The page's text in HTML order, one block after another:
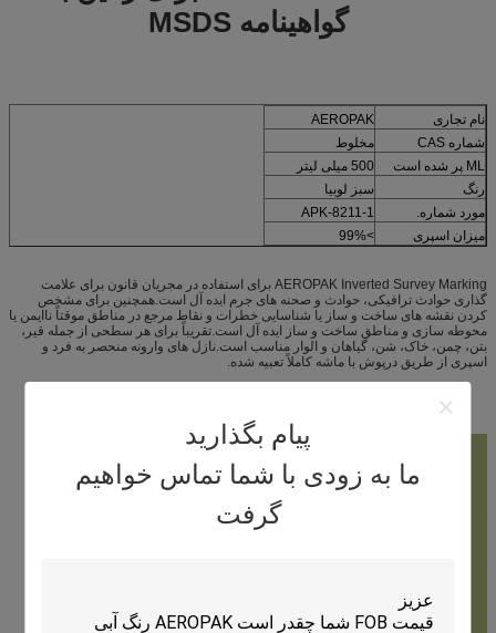
پیام بگذارید
ما به زودی با شما تماس خواهیم
گرفت
گواهینامه MSDS
نام تجاری
AEROPAK
شماره CAS
مخلوط
ML پر شده است
500 میلی لیتر
رنگ
سبز لوبیا
مورد شماره.
APK-8211-1
میزان اسپری
>99%
AEROPAK Inverted Survey Marking برای استفاده در مجریان قانون برای علامت
گذاری حوادث ترافیکی، حوادث و صحنه های جرم ایده آل است.همچنین برای مشخص
کردن نقشه های ساخت و ساز یا شناسایی خطرات و نقاط مرجع در مناطق موقتاً ناایمن یا
محوطه سازی و مناطق ساخت و ساز ایده آل است.تقریباً برای هر سطحی از جمله قیر،
بتن، چمن، خاک، شن، گیاهان و الوار مناسب است.نازل های وارونه منحصر به فرد و
اسپری از طریق درپوش با ماشه کاملاً تعبیه شده.